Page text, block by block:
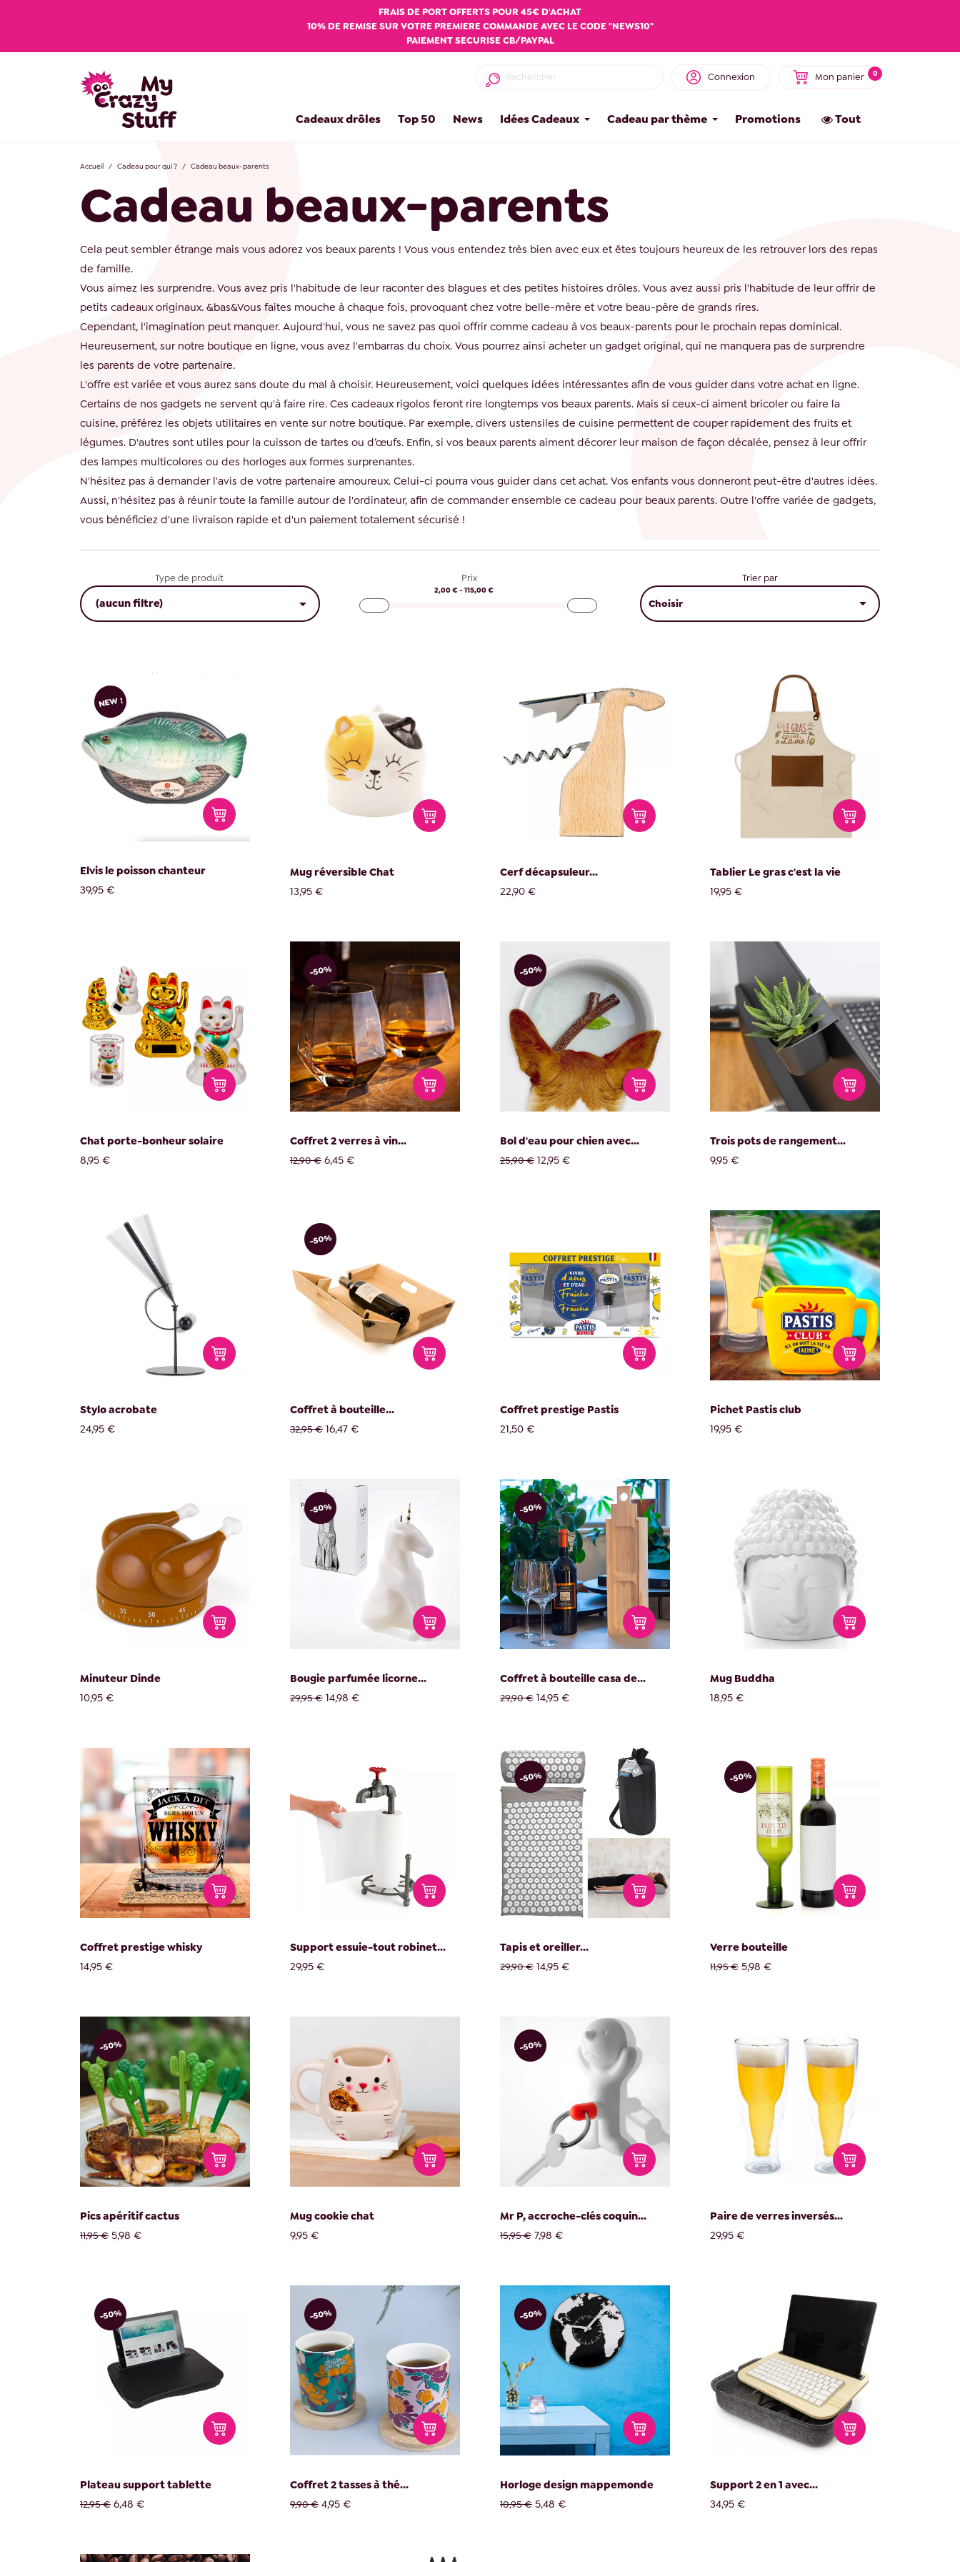
FRAIS DE PORT OFFERTS POUR 45€ D'ACHAT
10% DE REMISE SUR VOTRE PREMIERE COMMANDE AVEC LE CODE "NEWS10"
PAIEMENT SECURISE CB/PAYPAL
Connexion Mon panier 0
Tout
Promotions
Cadeau par thème
Idées Cadeaux
News
Top 50
Cadeaux drôles
Accueil Cadeau pour qui ? Cadeau beaux-parents
Cadeau beaux-parents
Cela peut sembler étrange mais vous adorez vos beaux parents ! Vous vous entendez très bien avec eux et êtes toujours heureux de les retrouver lors des repas
de famille.
Vous aimez les surprendre. Vous avez pris l'habitude de leur raconter des blagues et des petites histoires drôles. Vous avez aussi pris l'habitude de leur offrir de
petits cadeaux originaux. &bas&Vous faites mouche à chaque fois, provoquant chez votre belle-mère et votre beau-père de grands rires.
Cependant, l'imagination peut manquer. Aujourd'hui, vous ne savez pas quoi offrir comme cadeau à vos beaux-parents pour le prochain repas dominical.
Heureusement, sur notre boutique en ligne, vous avez l'embarras du choix. Vous pourrez ainsi acheter un gadget original, qui ne manquera pas de surprendre
les parents de votre partenaire.
L'offre est variée et vous aurez sans doute du mal à choisir. Heureusement, voici quelques idées intéressantes afin de vous guider dans votre achat en ligne.
Certains de nos gadgets ne servent qu'à faire rire. Ces cadeaux rigolos feront rire longtemps vos beaux parents. Mais si ceux-ci aiment bricoler ou faire la
cuisine, préférez les objets utilitaires en vente sur notre boutique. Par exemple, divers ustensiles de cuisine permettent de couper rapidement des fruits et
légumes. D'autres sont utiles pour la cuisson de tartes ou d’œufs. Enfin, si vos beaux parents aiment décorer leur maison de façon décalée, pensez à leur offrir
des lampes multicolores ou des horloges aux formes surprenantes.
N'hésitez pas à demander l'avis de votre partenaire amoureux. Celui-ci pourra vous guider dans cet achat. Vos enfants vous donneront peut-être d'autres idées.
Aussi, n'hésitez pas à réunir toute la famille autour de l'ordinateur, afin de commander ensemble ce cadeau pour beaux parents. Outre l'offre variée de gadgets,
vous bénéficiez d'une livraison rapide et d'un paiement totalement sécurisé !
Type de produit
(aucun filtre) 
Prix
2,00 € - 115,00 €
Trier par
Choisir 
NEW !
Elvis le poisson chanteur
39,95 €
Mug réversible Chat
13,95 €
Cerf décapsuleur...
22,90 €
Tablier Le gras c'est la vie
19,95 €
Chat porte-bonheur solaire
8,95 €
-50%
Coffret 2 verres à vin...
12,90 € 6,45 €
-50%
Bol d'eau pour chien avec...
25,90 € 12,95 €
Trois pots de rangement...
9,95 €
Stylo acrobate
24,95 €
-50%
Coffret à bouteille...
32,95 € 16,47 €
Coffret prestige Pastis
21,50 €
Pichet Pastis club
19,95 €
Minuteur Dinde
10,95 €
-50%
Bougie parfumée licorne...
29,95 € 14,98 €
-50%
Coffret à bouteille casa de...
29,90 € 14,95 €
Mug Buddha
18,95 €
Coffret prestige whisky
14,95 €
Support essuie-tout robinet...
29,95 €
-50%
Tapis et oreiller...
29,90 € 14,95 €
-50%
Verre bouteille
11,95 € 5,98 €
-50%
Pics apéritif cactus
11,95 € 5,98 €
Mug cookie chat
9,95 €
-50%
Mr P, accroche-clés coquin...
15,95 € 7,98 €
Paire de verres inversés...
29,95 €
-50%
Plateau support tablette
12,95 € 6,48 €
-50%
Coffret 2 tasses à thé...
9,90 € 4,95 €
-50%
Horloge design mappemonde
10,95 € 5,48 €
Support 2 en 1 avec...
34,95 €